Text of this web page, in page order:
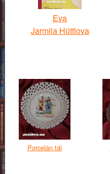
Eva
Jarmila Hüttlova
Porcelán tál